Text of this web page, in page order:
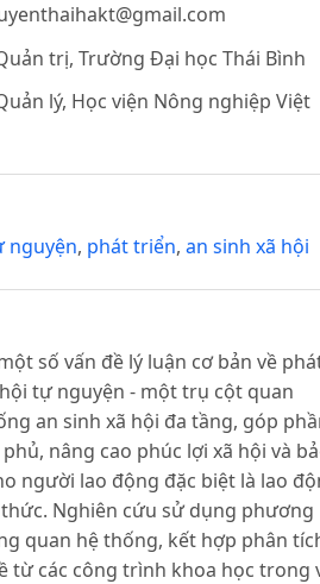
trị, Trường Đại học Thái Bình
lý, Học viện Nông nghiệp Việt
nguyện, phát triển, an sinh xã hội
số vấn đề lý luận cơ bản về
tự nguyện - một trụ cột quan
an sinh xã hội đa tầng, góp
nâng cao phúc lợi xã hội và
người lao động đặc biệt là lao
Nghiên cứu sử dụng phương
quan hệ thống, kết hợp phân
từ các công trình khoa học trong